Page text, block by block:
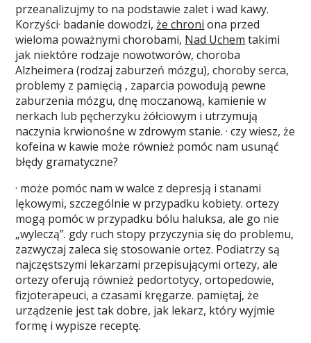
przeanalizujmy to na podstawie zalet i wad kawy.
Korzyści· badanie dowodzi,że chroni ona przed
wieloma poważnymi chorobami, Nad Uchem takimi
jak niektóre rodzaje nowotworów, choroba
Alzheimera (rodzaj zaburzeń mózgu), choroby serca,
problemy z pamięcią , zaparcia powodują pewne
zaburzenia mózgu, dnę moczanową, kamienie w
nerkach lub pęcherzyku żółciowym i utrzymują
naczynia krwionośne w zdrowym stanie. · czy wiesz, że
kofeina w kawie może również pomóc nam usunąć
błędy gramatyczne?
· może pomóc nam w walce z depresją i stanami
lękowymi, szczególnie w przypadku kobiety. ortezy
mogą pomóc w przypadku bólu haluksa, ale go nie
„wyleczą”. gdy ruch stopy przyczynia się do problemu,
zazwyczaj zaleca się stosowanie ortez. Podiatrzy są
najczęstszymi lekarzami przepisującymi ortezy, ale
ortezy oferują również pedortotycy, ortopedowie,
fizjoterapeuci, a czasami kręgarze. pamiętaj, że
urządzenie jest tak dobre, jak lekarz, który wyjmie
formę i wypisze receptę.